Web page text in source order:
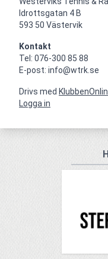
Idrottsgatan 4 B
593 50 Västervik
Kontakt
Tel: 076-300 85 88
E-post: info@wtrk.se
Drivs med
Logga in